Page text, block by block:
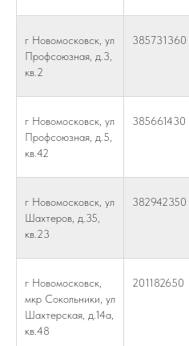
г Новомосковск, ул
Профсоюзная, д.3,
кв.2
385731360
г Новомосковск, ул
Профсоюзная, д.5,
кв.42
385661430
г Новомосковск, ул
Шахтеров, д.35,
кв.23
382942350
г Новомосковск,
мкр Сокольники, ул
Шахтерская, д.14а,
кв.48
201182650